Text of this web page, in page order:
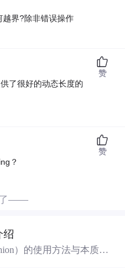
界?除非错误操作
了很好的动态长度的
赞
？
赞
——
绍
）的使用方法与本质。